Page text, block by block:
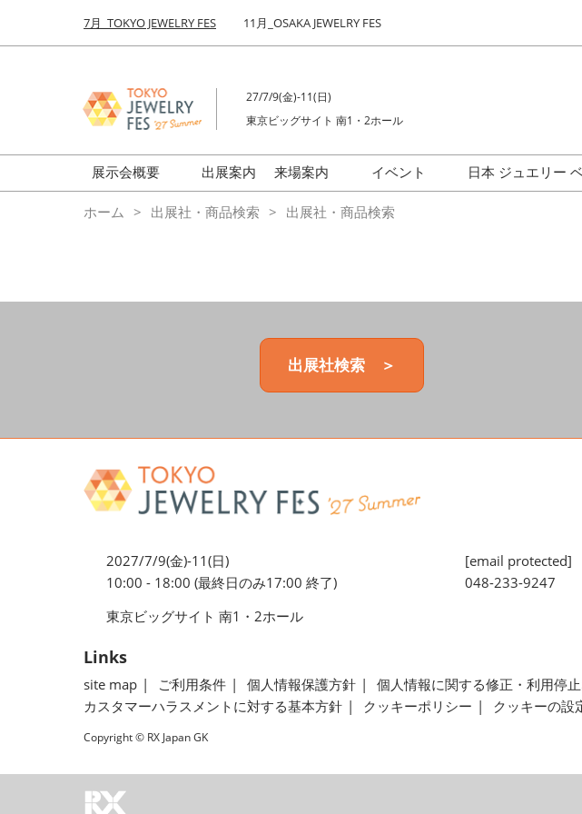
キ
し
て
む
to
7月_TOKYO JEWELRY FES 11月_OSAKA JEWELRY FES
27/7/9(金)-11(日)
東京ビッグサイト 南1・2ホール
展示会概要
前回来場者数
ミネラル&ストーンFES
出展案内
来場案内
会場の様子
イベント
日本 ジュエリー
ホーム 出展社・商品検索 出展社・商品検索
出展社検索 ＞
2027/7/9(金)-11(日)
10:00 - 18:00 (最終日のみ17:00 終了)
東京ビッグサイト 南1・2ホール
[email protected]
048-233-9247
Links
site map ご利用条件 個人情報保護方針 個人情報に関する修正・利用停
カスタマーハラスメントに対する基本方針
クッキーポリシー クッキーの設
Copyright © RX Japan GK